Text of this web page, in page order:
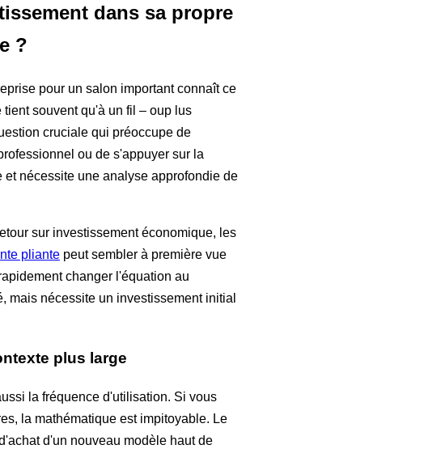
dans sa propre
?
pour un salon important connaît ce
souvent qu'à un fil – oup lus
cruciale qui préoccupe de
ou de s'appuyer sur la
nécessite une analyse approfondie de
sur investissement économique, les
pliante peut sembler à première vue
changer l'équation au
mais nécessite un investissement initial
plus large
la fréquence d'utilisation. Si vous
la mathématique est impitoyable. Le
d'un nouveau modèle haut de